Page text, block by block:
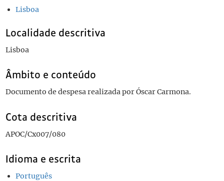
Lisboa
Localidade descritiva
Lisboa
Âmbito e conteúdo
Documento de despesa realizada por Óscar Carmona.
Cota descritiva
APOC/Cx007/080
Idioma e escrita
Português